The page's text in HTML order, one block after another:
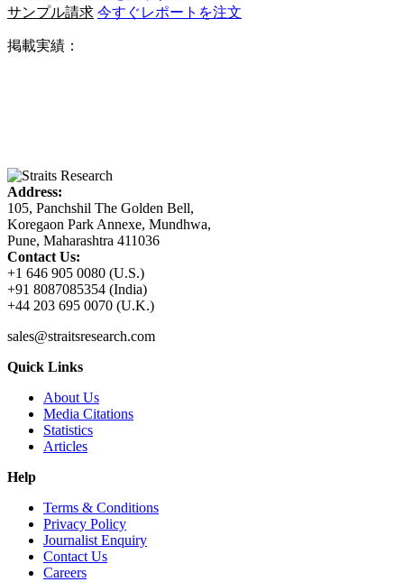
サンプル請求 今すぐレポートを注文
掲載実績：
Address:
105, Panchshil The Golden Bell,
Koregaon Park Annexe, Mundhwa,
Pune, Maharashtra 411036
Contact Us:
+1 646 905 0080 (U.S.)
+91 8087085354 (India)
+44 203 695 0070 (U.K.)
sales@straitsresearch.com
Quick Links
About Us
Media Citations
Statistics
Articles
Help
Terms & Conditions
Privacy Policy
Journalist Enquiry
Contact Us
Careers